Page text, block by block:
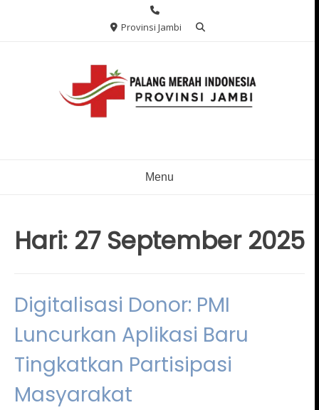
Provinsi Jambi
Menu
Hari: 27 September 2025
Digitalisasi Donor: PMI
Luncurkan Aplikasi Baru
Tingkatkan Partisipasi
Masyarakat